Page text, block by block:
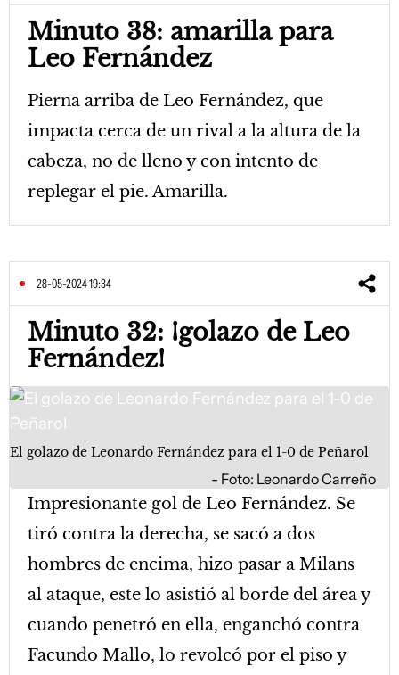
Minuto 38: amarilla para
Leo Fernández
Pierna arriba de Leo Fernández, que
impacta cerca de un rival a la altura de la
cabeza, no de lleno y con intento de
replegar el pie. Amarilla.
28-05-2024 19:34
Minuto 32: ¡golazo de Leo
Fernández!
El golazo de Leonardo Fernández para el 1-0 de Peñarol
Foto: Leonardo Carreño
Impresionante gol de Leo Fernández. Se
tiró contra la derecha, se sacó a dos
hombres de encima, hizo pasar a Milans
al ataque, este lo asistió al borde del área y
cuando penetró en ella, enganchó contra
Facundo Mallo, lo revolcó por el piso y